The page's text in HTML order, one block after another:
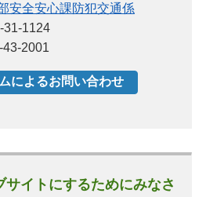
安全安心課防犯交通係
31-1124
43-2001
サイトにするためにみなさ